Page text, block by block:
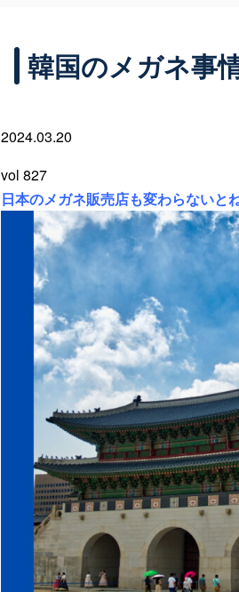
韓国のメガネ事
2024.03.20
vol 827
日本のメガネ販売店も変わらないと